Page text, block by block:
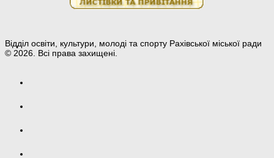
Відділ освіти, культури, молоді та спорту Рахівської міської ради
© 2026. Всі права захищені.